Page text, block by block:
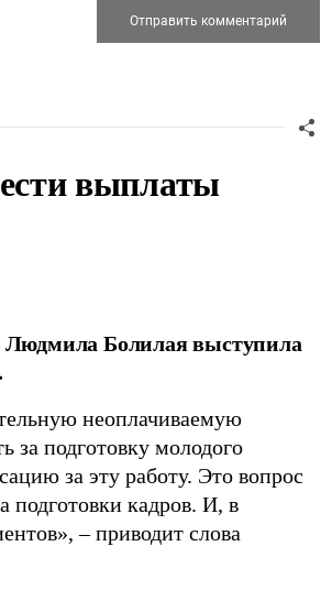
выплаты
Людмила Болилая выступила
неоплачиваемую
за подготовку молодого
за эту работу. Это вопрос
подготовки кадров. И, в
– приводит слова